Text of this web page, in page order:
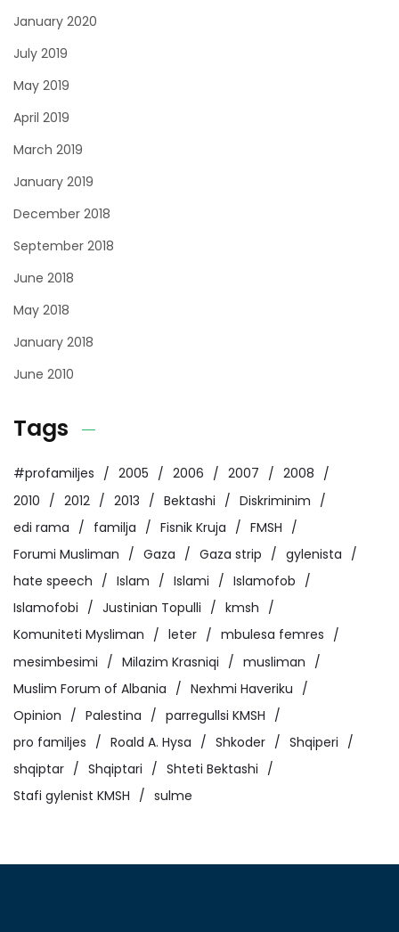
January 2020
July 2019
May 2019
April 2019
March 2019
January 2019
December 2018
September 2018
June 2018
May 2018
January 2018
June 2010
Tags
#profamiljes 2005 2006 2007
2008
2010
2012 2013 Bektashi
Diskriminim
edi rama
familja Fisnik Kruja
FMSH
Forumi Musliman
Gaza Gaza strip
gylenista
hate speech
Islam Islami
Islamofob
Islamofobi
Justinian Topulli
kmsh
Komuniteti Mysliman
leter
mbulesa femres
mesimbesimi
Milazim Krasniqi
musliman
Muslim Forum of Albania
Nexhmi Haveriku
Opinion
Palestina
parregullsi KMSH
pro familjes
Roald A. Hysa Shkoder
Shqiperi
shqiptar
Shqiptari
Shteti Bektashi
Stafi gylenist KMSH
sulme